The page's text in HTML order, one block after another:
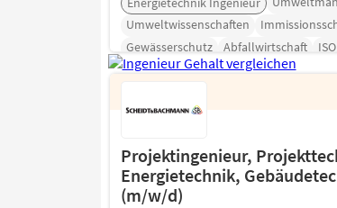
Umweltwissenschaften
Gewässerschutz
Abfallwirtschaft
Projektingenieur,
Energietechnik,
(m/w/d)